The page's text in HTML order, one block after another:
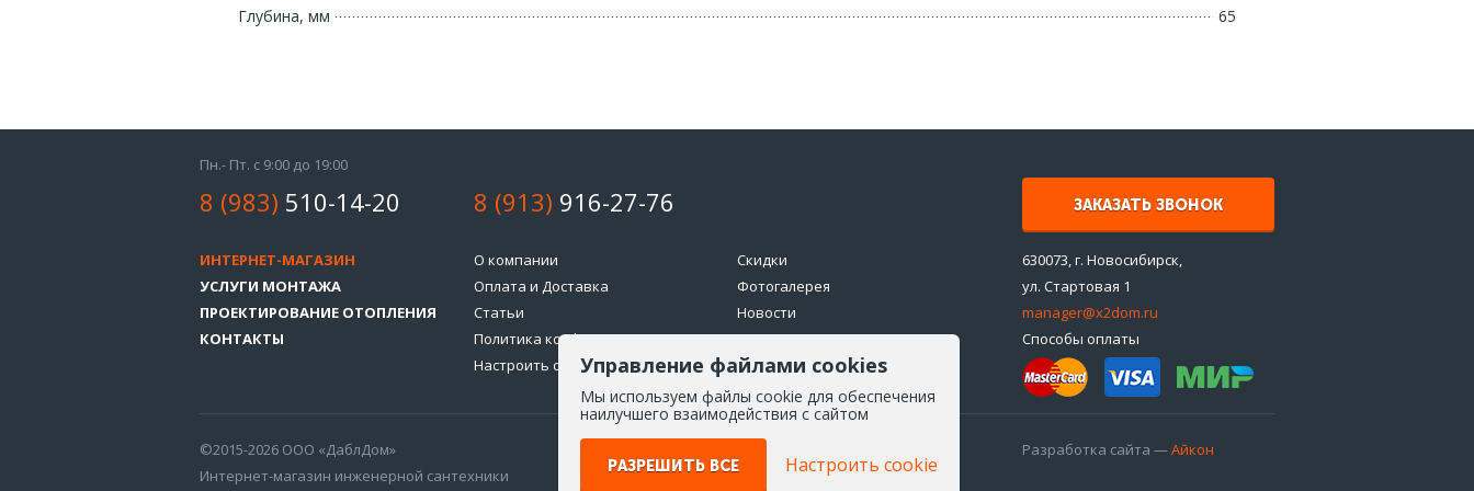
Глубина, мм
65
Пн.- Пт. с 9:00 до 19:00
8 (983) 510-14-20 8 (913) 916-27-76 ЗАКАЗАТЬ ЗВОНОК
ИНТЕРНЕТ-МАГАЗИН
УСЛУГИ МОНТАЖА
ПРОЕКТИРОВАНИЕ ОТОПЛЕНИЯ
КОНТАКТЫ
О компании
Скидки
Оплата и Доставка
Фотогалерея
Статьи
Новости
Политика конфиденциальности
Возврат товара
Настроить cookie
630073, г. Новосибирск,
ул. Стартовая 1
manager@x2dom.ru
Способы оплаты
©2015-2026 ООО «ДаблДом»
Интернет-магазин инженерной сантехники
Разработка сайта —Айкон
Управление файлами cookies
Мы используем файлы cookie для обеспечения
наилучшего взаимодействия с сайтом
РАЗРЕШИТЬ ВСЕ Настроить cookie